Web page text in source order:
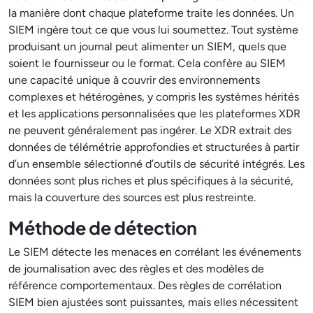
la manière dont chaque plateforme traite les données. Un
SIEM ingère tout ce que vous lui soumettez. Tout système
produisant un journal peut alimenter un SIEM, quels que
soient le fournisseur ou le format. Cela confère au SIEM
une capacité unique à couvrir des environnements
complexes et hétérogènes, y compris les systèmes hérités
et les applications personnalisées que les plateformes XDR
ne peuvent généralement pas ingérer. Le XDR extrait des
données de télémétrie approfondies et structurées à partir
d’un ensemble sélectionné d’outils de sécurité intégrés. Les
données sont plus riches et plus spécifiques à la sécurité,
mais la couverture des sources est plus restreinte.
Méthode de détection
Le SIEM détecte les menaces en corrélant les événements
de journalisation avec des règles et des modèles de
référence comportementaux. Des règles de corrélation
SIEM bien ajustées sont puissantes, mais elles nécessitent